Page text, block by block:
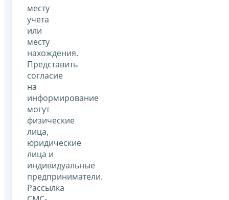
месту
учета
или
месту
нахождения.
Представить
согласие
на
информирование
могут
физические
лица,
юридические
лица и
индивидуальные
предприниматели.
Рассылка